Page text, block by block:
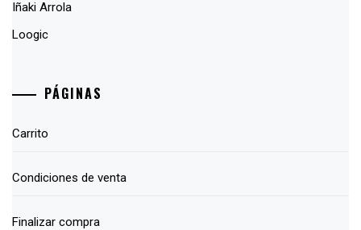
Iñaki Arrola
Loogic
PÁGINAS
Carrito
Condiciones de venta
Finalizar compra